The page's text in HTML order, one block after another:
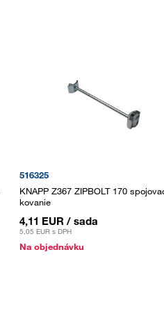
516325
KNAPP Z367 ZIPBOLT 170
kovanie
4,11 EUR / sada
5,05 EUR s DPH
Na objednávku